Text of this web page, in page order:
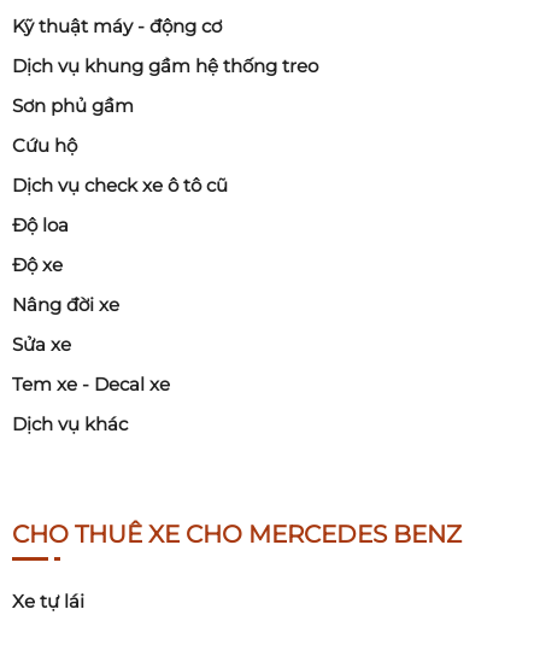
Kỹ thuật máy - động cơ
Dịch vụ khung gầm hệ thống treo
Sơn phủ gầm
Cứu hộ
Dịch vụ check xe ô tô cũ
Độ loa
Độ xe
Nâng đời xe
Sửa xe
Tem xe - Decal xe
Dịch vụ khác
CHO THUÊ XE CHO MERCEDES BENZ
Xe tự lái